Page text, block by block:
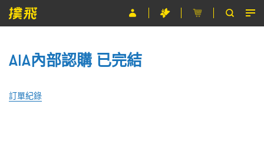
主辦單位
關於撲飛
AIA內部認購 已完結
訂單紀錄